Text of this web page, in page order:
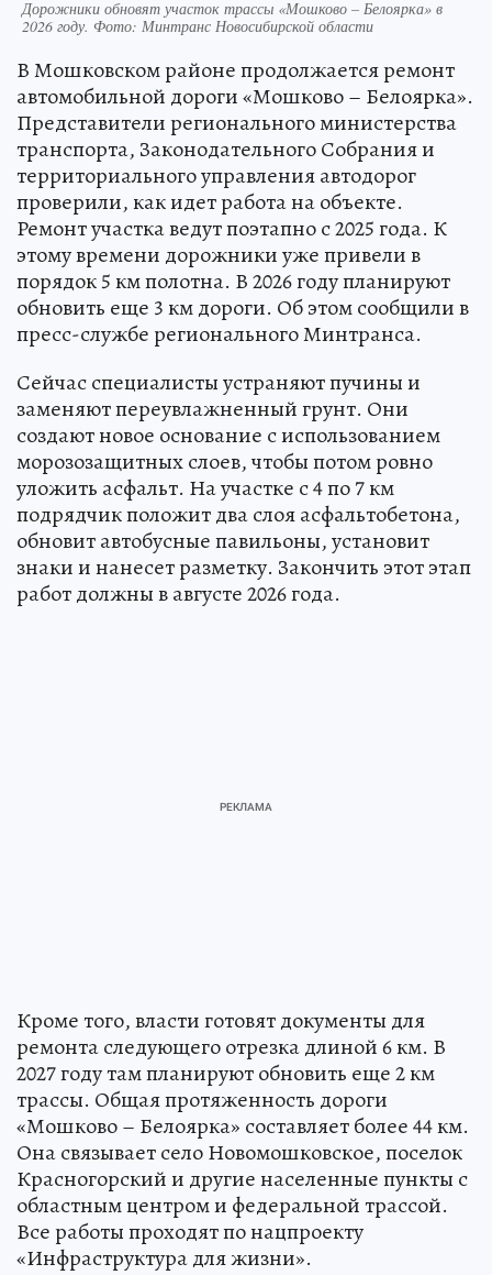
Дорожники обновят участок трассы «Мошково – Белоярка» в
2026 году. Фото: Минтранс Новосибирской области
В Мошковском районе продолжается ремонт
автомобильной дороги «Мошково – Белоярка».
Представители регионального министерства
транспорта, Законодательного Собрания и
территориального управления автодорог
проверили, как идет работа на объекте.
Ремонт участка ведут поэтапно с 2025 года. К
этому времени дорожники уже привели в
порядок 5 км полотна. В 2026 году планируют
обновить еще 3 км дороги. Об этом сообщили в
пресс-службе регионального Минтранса.
Сейчас специалисты устраняют пучины и
заменяют переувлажненный грунт. Они
создают новое основание с использованием
морозозащитных слоев, чтобы потом ровно
уложить асфальт. На участке с 4 по 7 км
подрядчик положит два слоя асфальтобетона,
обновит автобусные павильоны, установит
знаки и нанесет разметку. Закончить этот этап
работ должны в августе 2026 года.
Кроме того, власти готовят документы для
ремонта следующего отрезка длиной 6 км. В
2027 году там планируют обновить еще 2 км
трассы. Общая протяженность дороги
«Мошково – Белоярка» составляет более 44 км.
Она связывает село Новомошковское, поселок
Красногорский и другие населенные пункты с
областным центром и федеральной трассой.
Все работы проходят по нацпроекту
«Инфраструктура для жизни».